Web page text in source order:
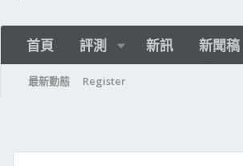
首頁 評測 新訊 新聞稿
最新動態 Register